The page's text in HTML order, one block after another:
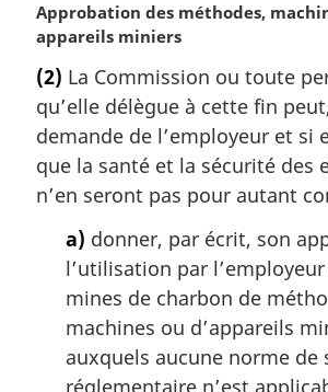
n
a
l
:
N
o
e
m
a
r
g
i
Approbation des méthodes,
appareils miniers
(2) La Commission ou toute
qu’elle délègue à cette fin
demande de l’employeur et si
que la santé et la sécurité des
n’en seront pas pour autant
a) donner, par écrit, son
l’utilisation par
mines de charbon de
machines ou d’appareils
auxquels aucune norme de
réglementaire n’est